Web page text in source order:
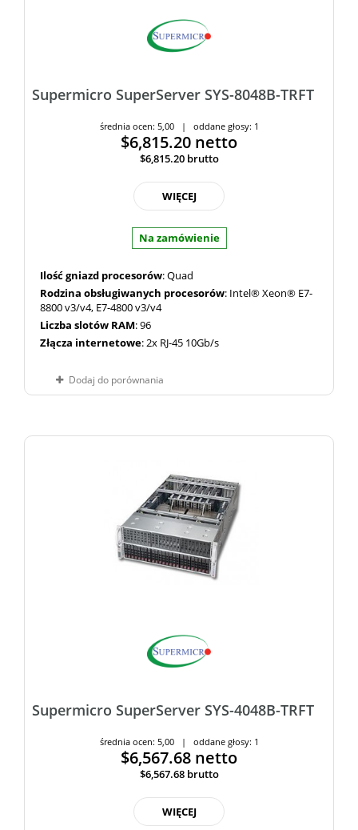
Supermicro SuperServer SYS-8048B-TRFT
średnia ocen: 5,00 | oddane głosy: 1
$6,815.20 netto
$6,815.20 brutto
WIĘCEJ
Na zamówienie
Ilość gniazd procesorów: Quad
Rodzina obsługiwanych procesorów: Intel® Xeon® E7-
8800 v3/v4, E7-4800 v3/v4
Liczba slotów RAM: 96
Złącza internetowe: 2x RJ-45 10Gb/s
Dodaj do porównania
Supermicro SuperServer SYS-4048B-TRFT
średnia ocen: 5,00 | oddane głosy: 1
$6,567.68 netto
$6,567.68 brutto
WIĘCEJ